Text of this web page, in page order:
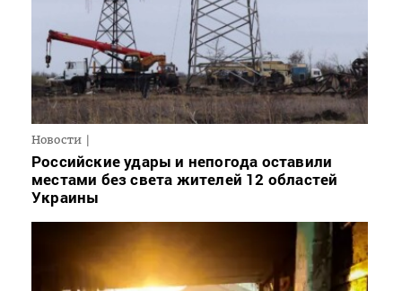
Новости
Российские удары и непогода оставили
местами без света жителей 12 областей
Украины